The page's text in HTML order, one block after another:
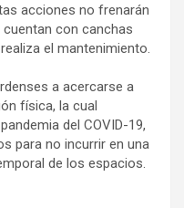
acciones no frenarán
con canchas
el mantenimiento.
a acercarse a
física, la cual
del COVID-19,
para no incurrir en una
de los espacios.